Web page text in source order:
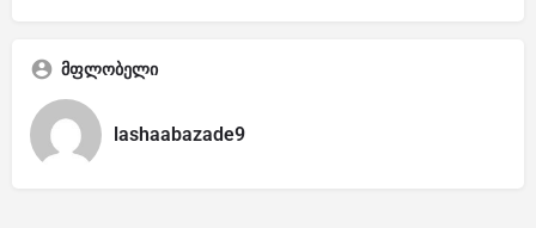
მფლობელი
lashaabazade9